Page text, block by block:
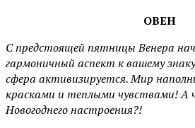
ОВЕН
С предстоящей пятницы Венера
гармоничный аспект к вашему
сфера активизируется. Мир
красками и теплыми чувствами! А
Новогоднего настроения?!